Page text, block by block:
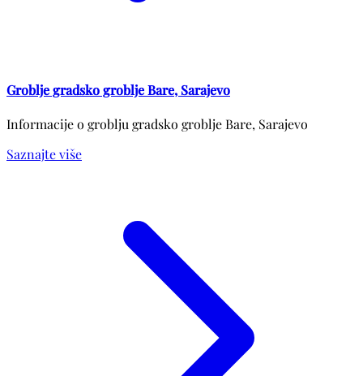
Groblje gradsko groblje Bare, Sarajevo
Informacije o groblju gradsko groblje Bare, Sarajevo
Saznajte više